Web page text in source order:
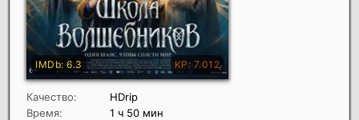
Качество:
HDrip
Время:
1 ч 50 мин